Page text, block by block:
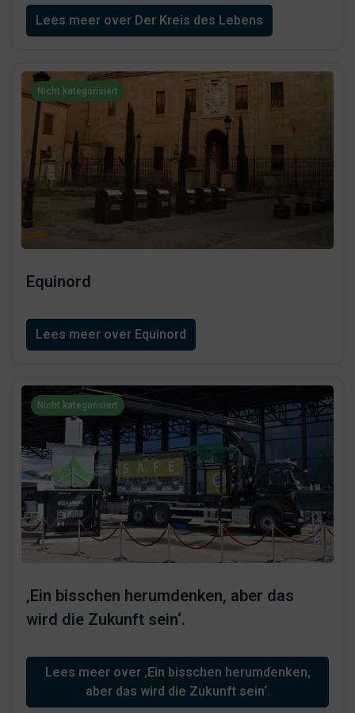
Lees meer over Der Kreis des Lebens
Nicht kategorisiert
Equinord
Lees meer over Equinord
Nicht kategorisiert
‚Ein bisschen herumdenken, aber das
wird die Zukunft sein‘.
Lees meer over ‚Ein bisschen herumdenken,
aber das wird die Zukunft sein‘.